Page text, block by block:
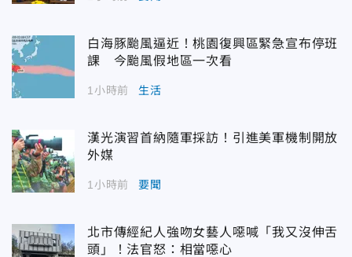
白海豚颱風逼近！桃園復興區緊急宣布停班
課 今颱風假地區一次看
1小時前 生活
漢光演習首納隨軍採訪！引進美軍機制開放
外媒
1小時前 要聞
北市傳經紀人強吻女藝人噁喊「我又沒伸舌
頭」！法官怒：相當噁心